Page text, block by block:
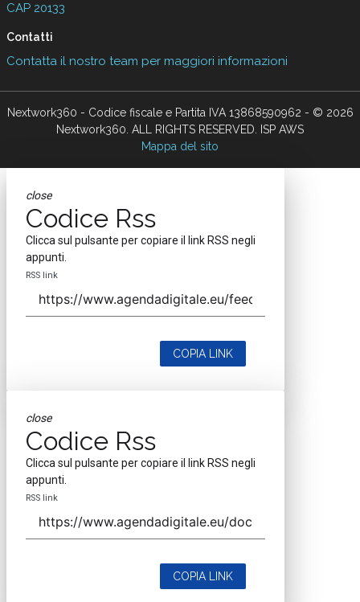
CAP 20133
Contatti
Contatta il nostro team per maggiori informazioni
Nextwork360 - Codice fiscale e Partita IVA 13868590962 - © 2026
Nextwork360. ALL RIGHTS RESERVED. ISP AWS
Mappa del sito
close
Codice Rss
Clicca sul pulsante per copiare il link RSS negli
appunti.
RSS link
COPIA LINK
close
Codice Rss
Clicca sul pulsante per copiare il link RSS negli
appunti.
RSS link
COPIA LINK